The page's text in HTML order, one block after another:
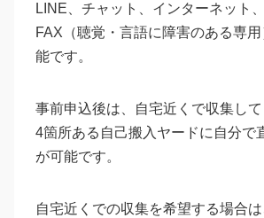
LINE、チャット、インターネット、
FAX（聴覚・言語に障害のある専
能です。
事前申込後は、自宅近くで収集し
4箇所ある自己搬入ヤードに自分で
が可能です。
自宅近くでの収集を希望する場合